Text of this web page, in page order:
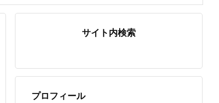
サイト内検索
プロフィール